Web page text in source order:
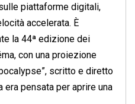
piattaforme digitali,
accelerata. È
la 44ª edizione dei
con una proiezione
scritto e diretto
era pensata per aprire una